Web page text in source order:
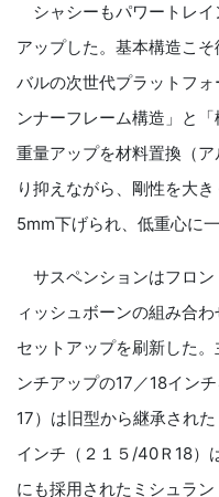
シャシーもパワートレイ
アップした。基本構造こ
バルの次世代プラットフ
ンナーフレーム構造」と
重量アップを材料置換（
り抑えながら、剛性を大
5mm下げられ、低重心に
サスペンションはフロン
ィッシュボーンの組み合
セットアップを刷新した
ンチアップの17／18イン
17）は旧型から継承され
インチ（２１５/40Ｒ18）
にも採用されたミシュラン